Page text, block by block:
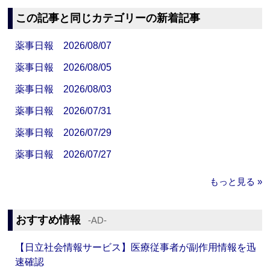
この記事と同じカテゴリーの新着記事
薬事日報 2026/08/07
薬事日報 2026/08/05
薬事日報 2026/08/03
薬事日報 2026/07/31
薬事日報 2026/07/29
薬事日報 2026/07/27
もっと見る »
おすすめ情報 ‐AD‐
【日立社会情報サービス】医療従事者が副作用情報を迅
速確認